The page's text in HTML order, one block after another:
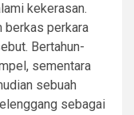
kekerasan.
berkas perkara
Bertahun-
sementara
sebuah
sebagai